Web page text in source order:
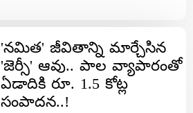
'న‌మిత' జీవితాన్ని మార్చేసిన
'జెర్సీ' ఆవు.. పాల వ్యాపారంతో
ఏడాదికి రూ. 1.5 కోట్ల‌
సంపాదన‌..!